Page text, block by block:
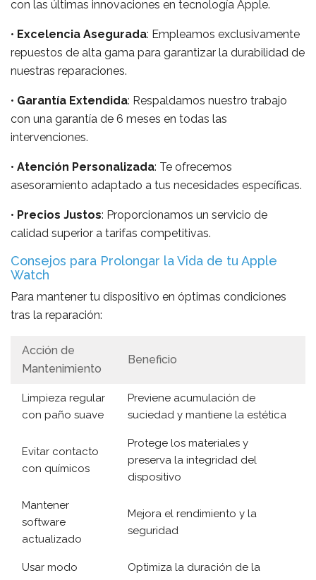
con las últimas innovaciones en tecnología Apple.
• Excelencia Asegurada: Empleamos exclusivamente
repuestos de alta gama para garantizar la durabilidad de
nuestras reparaciones.
• Garantía Extendida: Respaldamos nuestro trabajo
con una garantía de 6 meses en todas las
intervenciones.
• Atención Personalizada: Te ofrecemos
asesoramiento adaptado a tus necesidades específicas.
• Precios Justos: Proporcionamos un servicio de
calidad superior a tarifas competitivas.
Consejos para Prolongar la Vida de tu Apple
Watch
Para mantener tu dispositivo en óptimas condiciones
tras la reparación:
Acción de
Mantenimiento
Beneficio
Limpieza regular
con paño suave
Previene acumulación de
suciedad y mantiene la estética
Evitar contacto
con químicos
Protege los materiales y
preserva la integridad del
dispositivo
Mantener
software
actualizado
Mejora el rendimiento y la
seguridad
Usar modo
Optimiza la duración de la